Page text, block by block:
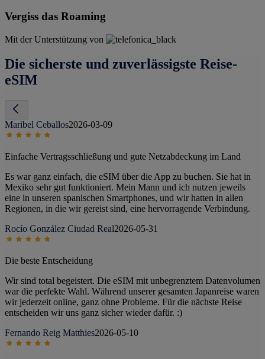
Vergiss das Roaming
Mit der Unterstützung von
Die sicherste und zuverlässigste Reise-
eSIM
Maribel Ceballos2026-03-09
Einfache Vertragsschließung und gute Netzabdeckung im Land
Es war ganz einfach, die eSIM über die App zu buchen. Sie hat in
Mexiko sehr gut funktioniert. Mein Mann und ich nutzen jeweils
eine in unseren spanischen Smartphones, und wir hatten in allen
Regionen, in die wir gereist sind, eine hervorragende Verbindung.
Rocío González Ciudad Real2026-05-31
Die beste Entscheidung
Wir sind total begeistert. Die eSIM mit unbegrenztem Datenvolumen
war die perfekte Wahl. Während unserer gesamten Japanreise waren
wir jederzeit online, ganz ohne Probleme. Für die nächste Reise
entscheiden wir uns ganz sicher wieder dafür. :)
Fernando Reig Matthies2026-05-10